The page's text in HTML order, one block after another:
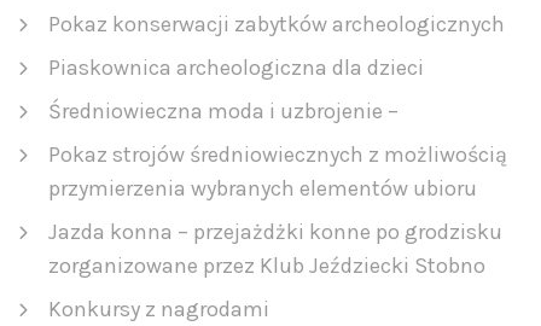
Pokaz konserwacji zabytków archeologicznych
Piaskownica archeologiczna dla dzieci
Średniowieczna moda i uzbrojenie –
Pokaz strojów średniowiecznych z możliwością
przymierzenia wybranych elementów ubioru
Jazda konna – przejażdżki konne po grodzisku
zorganizowane przez Klub Jeździecki Stobno
Konkursy z nagrodami